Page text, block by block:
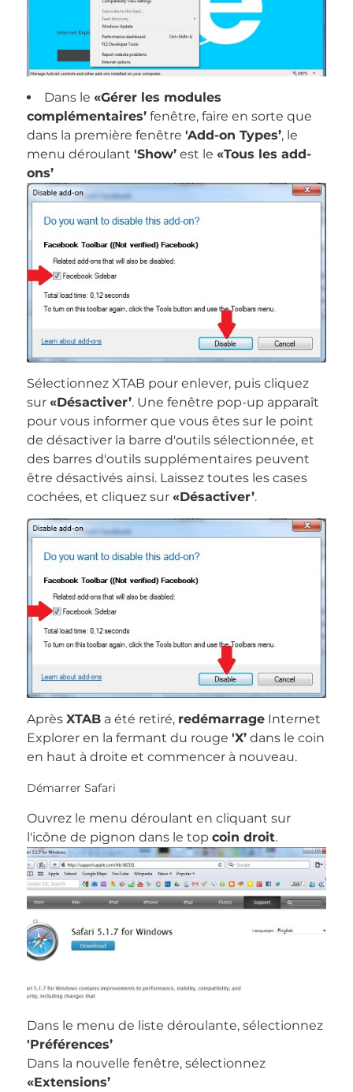
Dans le «Gérer les modules
complémentaires’fenêtre, faire en sorte que
dans la première fenêtre 'Add-on Types’, le
menu déroulant 'Show’est le «Tous les add-
ons’
Sélectionnez XTAB pour enlever, puis cliquez
sur «Désactiver’. Une fenêtre pop-up apparaît
pour vous informer que vous êtes sur le point
de désactiver la barre d'outils sélectionnée, et
des barres d'outils supplémentaires peuvent
être désactivés ainsi. Laissez toutes les cases
cochées, et cliquez sur «Désactiver’.
Après XTABa été retiré, redémarrageInternet
Explorer en la fermant du rouge 'X’dans le coin
en haut à droite et commencer à nouveau.
Démarrer Safari
Ouvrez le menu déroulant en cliquant sur
l'icône de pignon dans le top coin droit.
Dans le menu de liste déroulante, sélectionnez
'Préférences’
Dans la nouvelle fenêtre, sélectionnez
«Extensions’